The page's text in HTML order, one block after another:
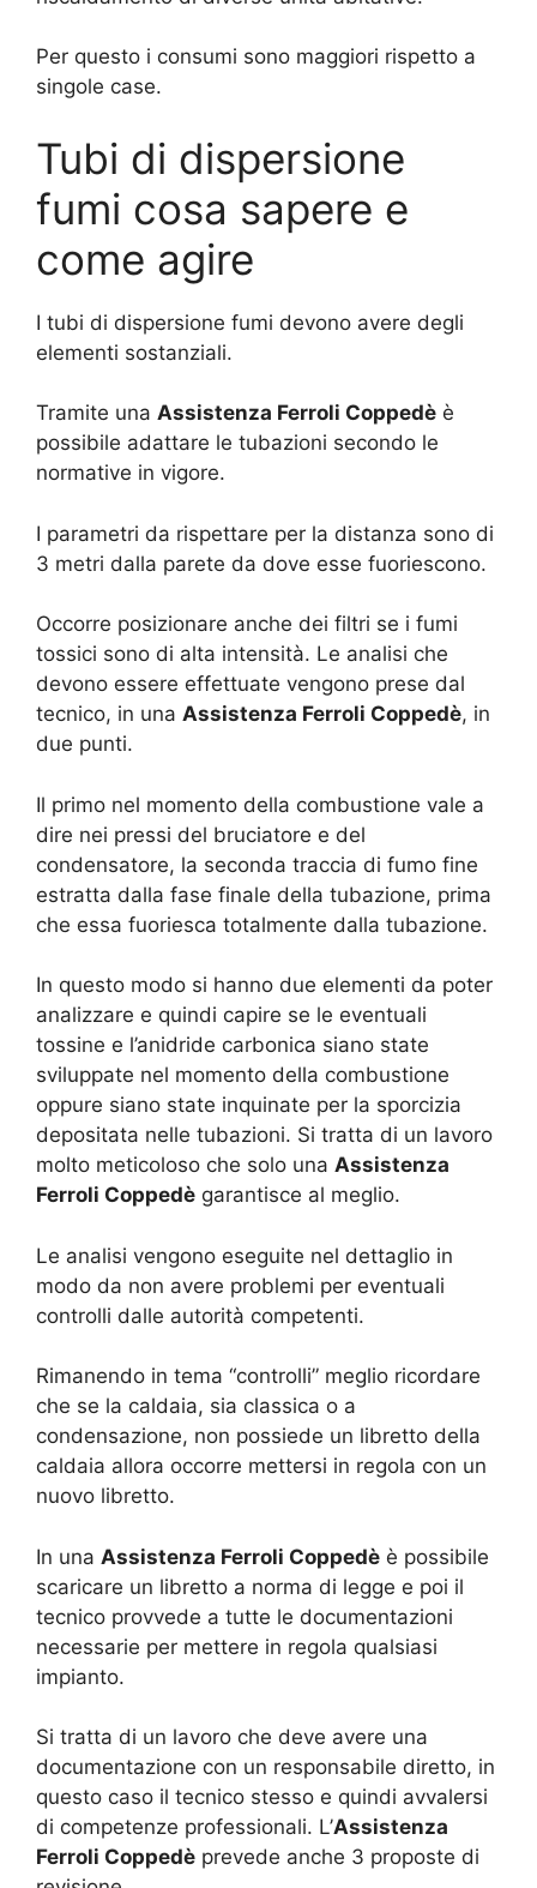
Per questo i consumi sono maggiori rispetto a
singole case.
Tubi di dispersione
fumi cosa sapere e
come agire
I tubi di dispersione fumi devono avere degli
elementi sostanziali.
Tramite una Assistenza Ferroli Coppedè è
possibile adattare le tubazioni secondo le
normative in vigore.
I parametri da rispettare per la distanza sono di
3 metri dalla parete da dove esse fuoriescono.
Occorre posizionare anche dei filtri se i fumi
tossici sono di alta intensità. Le analisi che
devono essere effettuate vengono prese dal
tecnico, in una Assistenza Ferroli Coppedè, in
due punti.
Il primo nel momento della combustione vale a
dire nei pressi del bruciatore e del
condensatore, la seconda traccia di fumo fine
estratta dalla fase finale della tubazione, prima
che essa fuoriesca totalmente dalla tubazione.
In questo modo si hanno due elementi da poter
analizzare e quindi capire se le eventuali
tossine e l’anidride carbonica siano state
sviluppate nel momento della combustione
oppure siano state inquinate per la sporcizia
depositata nelle tubazioni. Si tratta di un lavoro
molto meticoloso che solo una Assistenza
Ferroli Coppedè garantisce al meglio.
Le analisi vengono eseguite nel dettaglio in
modo da non avere problemi per eventuali
controlli dalle autorità competenti.
Rimanendo in tema “controlli” meglio ricordare
che se la caldaia, sia classica o a
condensazione, non possiede un libretto della
caldaia allora occorre mettersi in regola con un
nuovo libretto.
In una Assistenza Ferroli Coppedè è possibile
scaricare un libretto a norma di legge e poi il
tecnico provvede a tutte le documentazioni
necessarie per mettere in regola qualsiasi
impianto.
Si tratta di un lavoro che deve avere una
documentazione con un responsabile diretto, in
questo caso il tecnico stesso e quindi avvalersi
di competenze professionali. L’Assistenza
Ferroli Coppedè prevede anche 3 proposte di